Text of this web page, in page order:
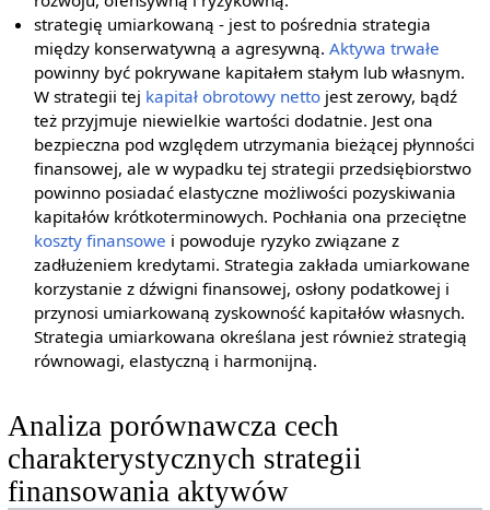
strategię umiarkowaną - jest to pośrednia strategia
między konserwatywną a agresywną.Aktywa trwałe
powinny być pokrywane kapitałem stałym lub własnym.
W strategii tej kapitał obrotowy netto jest zerowy, bądź
też przyjmuje niewielkie wartości dodatnie. Jest ona
bezpieczna pod względem utrzymania bieżącej płynności
finansowej, ale w wypadku tej strategii przedsiębiorstwo
powinno posiadać elastyczne możliwości pozyskiwania
kapitałów krótkoterminowych. Pochłania ona przeciętne
koszty finansowe i powoduje ryzyko związane z
zadłużeniem kredytami. Strategia zakłada umiarkowane
korzystanie z dźwigni finansowej, osłony podatkowej i
przynosi umiarkowaną zyskowność kapitałów własnych.
Strategia umiarkowana określana jest również strategią
równowagi, elastyczną i harmonijną.
Analiza porównawcza cech
charakterystycznych strategii
finansowania aktywów